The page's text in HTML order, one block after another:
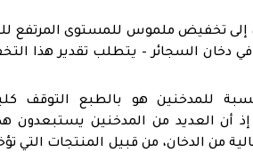
إلى تخفيض ملموس للمستوى المرتفع
دخان السجائر – يتطلب تقدير هذا
للمدخنين هو بالطبع التوقف
إذ أن العديد من المدخنين يستبعدون
من الدخان، من قبيل المنتجات التي